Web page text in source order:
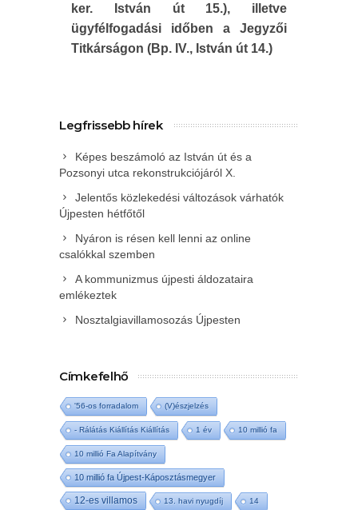
ker. István út 15.), illetve
ügyfélfogadási időben a Jegyzői
Titkárságon (Bp. IV., István út 14.)
Legfrissebb hírek
Képes beszámoló az István út és a
Pozsonyi utca rekonstrukciójáról X.
Jelentős közlekedési változások várhatók
Újpesten hétfőtől
Nyáron is résen kell lenni az online
csalókkal szemben
A kommunizmus újpesti áldozataira
emlékeztek
Nosztalgiavillamosozás Újpesten
Címkefelhő
'56-os forradalom (V)észjelzés
- Rálátás Kiállítás Kiállítás 1 év 10 millió fa
10 millió Fa Alapítvány
10 millió fa Újpest-Káposztásmegyer
12-es villamos 13. havi nyugdíj 14